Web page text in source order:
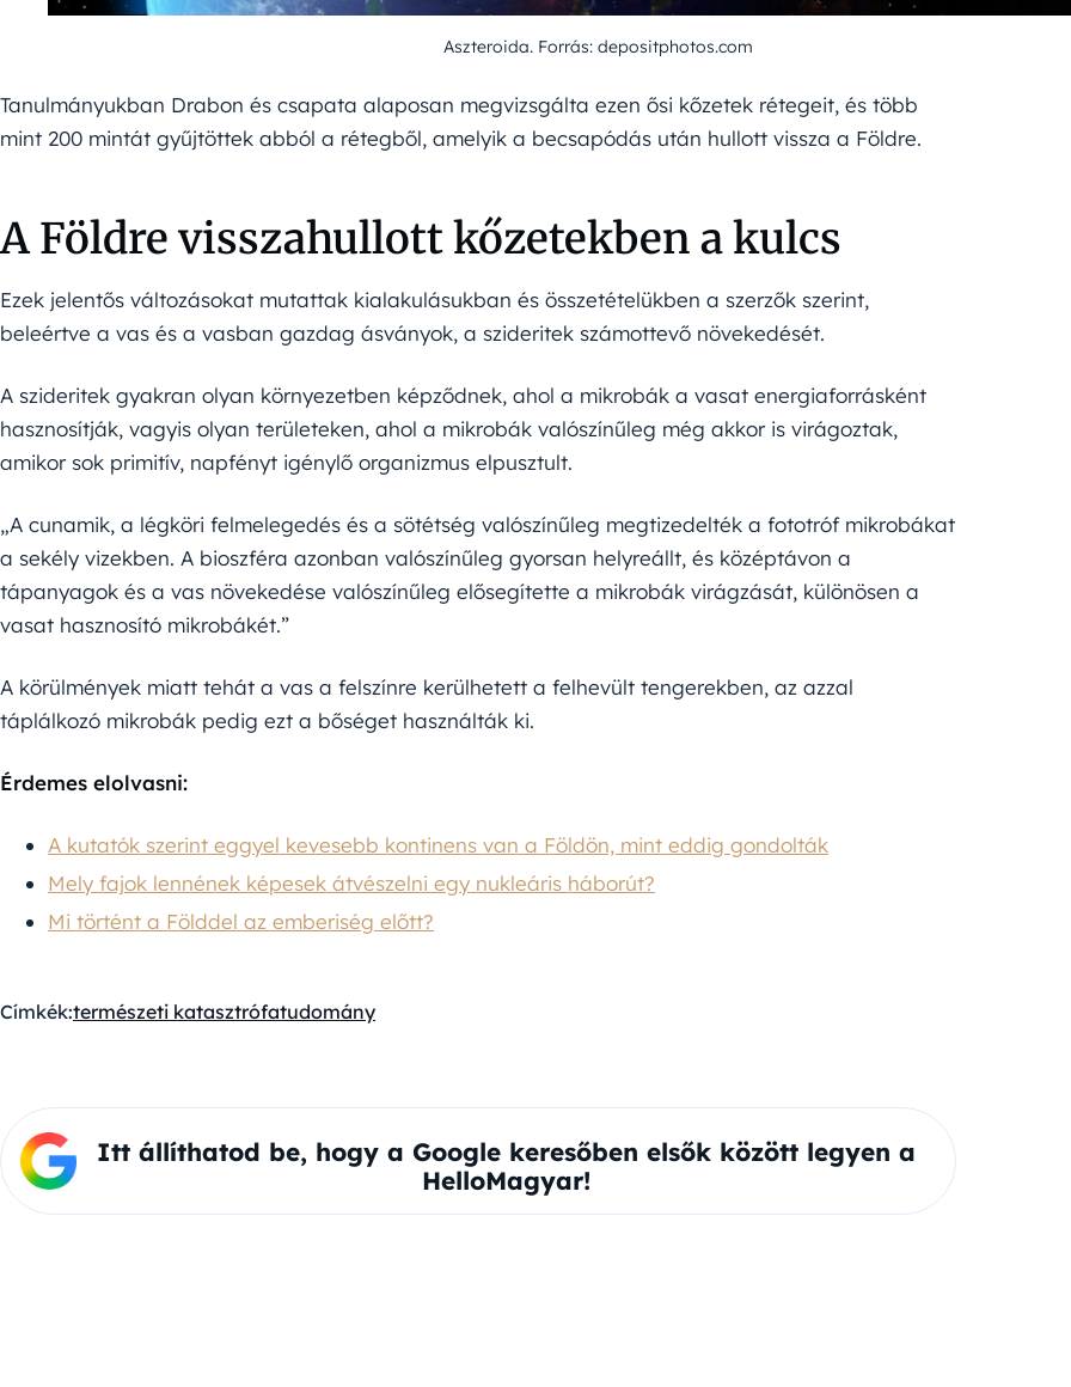
Aszteroida. Forrás: depositphotos.com
Tanulmányukban Drabon és csapata alaposan megvizsgálta ezen ősi kőzetek rétegeit, és több
mint 200 mintát gyűjtöttek abból a rétegből, amelyik a becsapódás után hullott vissza a Földre.
A Földre visszahullott kőzetekben a kulcs
Ezek jelentős változásokat mutattak kialakulásukban és összetételükben a szerzők szerint,
beleértve a vas és a vasban gazdag ásványok, a szideritek számottevő növekedését.
A szideritek gyakran olyan környezetben képződnek, ahol a mikrobák a vasat energiaforrásként
hasznosítják, vagyis olyan területeken, ahol a mikrobák valószínűleg még akkor is virágoztak,
amikor sok primitív, napfényt igénylő organizmus elpusztult.
„A cunamik, a légköri felmelegedés és a sötétség valószínűleg megtizedelték a fototróf mikrobákat
a sekély vizekben. A bioszféra azonban valószínűleg gyorsan helyreállt, és középtávon a
tápanyagok és a vas növekedése valószínűleg elősegítette a mikrobák virágzását, különösen a
vasat hasznosító mikrobákét.”
A körülmények miatt tehát a vas a felszínre kerülhetett a felhevült tengerekben, az azzal
táplálkozó mikrobák pedig ezt a bőséget használták ki.
Érdemes elolvasni:
A kutatók szerint eggyel kevesebb kontinens van a Földön, mint eddig gondolták
Mely fajok lennének képesek átvészelni egy nukleáris háborút?
Mi történt a Földdel az emberiség előtt?
Címkék:természeti katasztrófatudomány
Itt állíthatod be, hogy a Google keresőben elsők között legyen a
HelloMagyar!